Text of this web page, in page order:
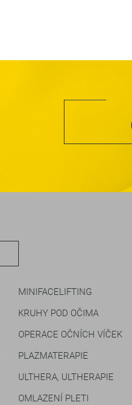
MINIFACELIFTING
KRUHY POD OČIMA
OPERACE OČNÍCH VÍČEK
PLAZMATERAPIE
ULTHERA, ULTHERAPIE
OMLAZENÍ PLETI